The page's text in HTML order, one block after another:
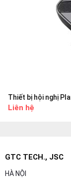
Thiết bị hội nghị
Liên hệ
GTC TECH., JSC
HÀ NỘI